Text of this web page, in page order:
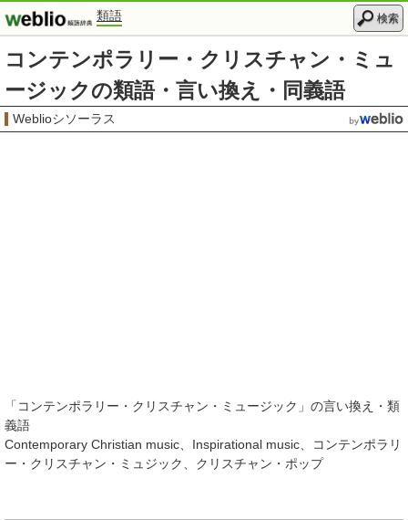
類語 検索
コンテンポラリー・クリスチャン・ミュ
ージックの類語・言い換え・同義語
Weblioシソーラス
「 コンテンポラリー・クリスチャン・ミュージック 」の言い換え・類
義語
Contemporary Christian music
Inspirational music
コンテンポラリ
ー・クリスチャン・ミュジック
クリスチャン・ポップ